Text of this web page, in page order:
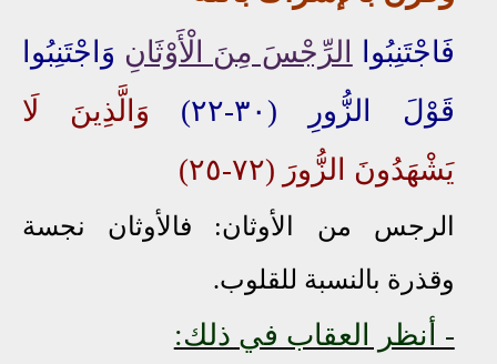
فَاجْتَنِبُوا الرِّجْسَ مِنَ الْأَوْثَانِ وَاجْتَنِبُوا
قَوْلَ الزُّورِ (٣٠-٢٢)
وَالَّذِينَ لَا
يَشْهَدُونَ الزُّورَ (٧٢-٢٥)
الرجس من الأوثان: فالأوثان نجسة
وقذرة بالنسبة للقلوب.
- أنظر العقاب في ذلك: